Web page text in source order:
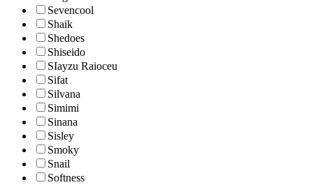
Sevencool
Shaik
Shedoes
Shiseido
SIayzu Raioceu
Sifat
Silvana
Simimi
Sinana
Sisley
Smoky
Snail
Softness